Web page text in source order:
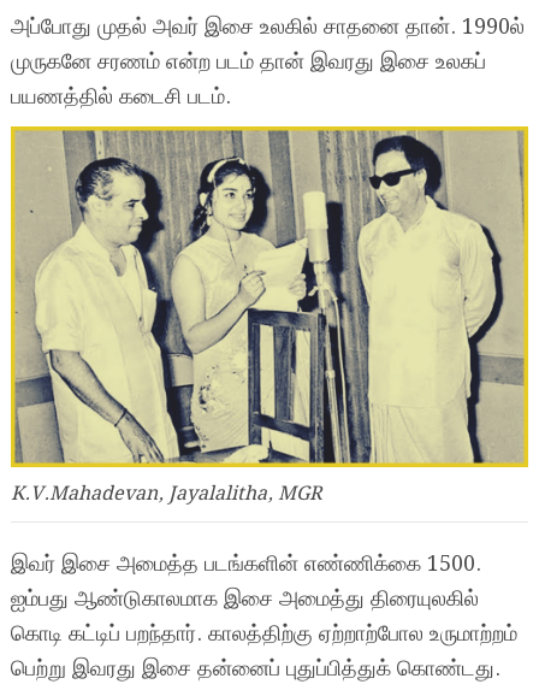
அப்போது முதல் அவர் இசை உலகில் சாதனை தான். 1990ல்
முருகனே சரணம் என்ற படம் தான் இவரது இசை உலகப்
பயணத்தில் கடைசி படம்.
K.V.Mahadevan, Jayalalitha, MGR
இவர் இசை அமைத்த படங்களின் எண்ணிக்கை 1500.
ஐம்பது ஆண்டுகாலமாக இசை அமைத்து திரையுலகில்
கொடி கட்டிப் பறந்தார். காலத்திற்கு ஏற்றாற்போல உருமாற்றம்
பெற்று இவரது இசை தன்னைப் புதுப்பித்துக் கொண்டது.